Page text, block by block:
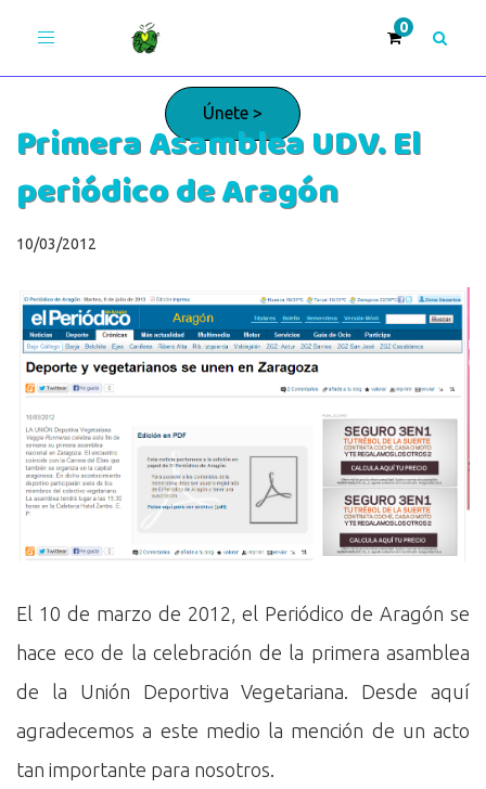
Toggle
Únete >
¡Adelante!
Primera Asamblea UDV. El
periódico de Aragón
10/03/2012
El 10 de marzo de 2012, el Periódico de Aragón se
hace eco de la celebración de la primera asamblea
de la Unión Deportiva Vegetariana. Desde aquí
agradecemos a este medio la mención de un acto
tan importante para nosotros.